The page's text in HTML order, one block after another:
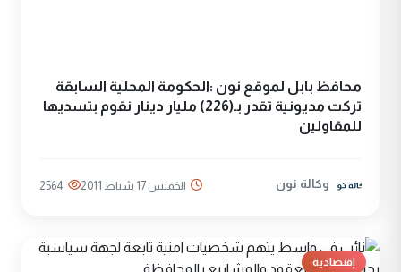
محافظ بابل لموقع نون :الحكومة المحلية السابقة
تركت مديونية تقدر بـ(226) مليار دينار نقوم بتسديها
للمقاولين
وكالة نون الخميس 17 شباط 2011 2564
إقتصادية